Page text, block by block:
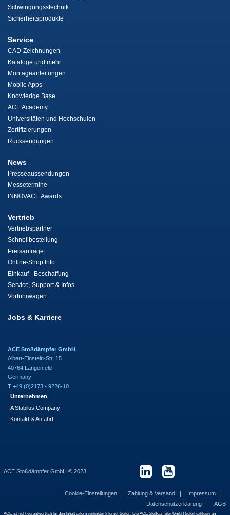
Schwingungsstechnik
Sicherheitsprodukte
Service
CAD-Zeichnungen
Kataloge und mehr
Montageanleitungen
Mobile Apps
Knowledge Base
ACE Academy
Universitäten und Hochschulen
Zertifizierungen
Rücksendungen
News
Presseaussendungen
Messetermine
INNOVACE Awards
Vertrieb
Vertriebspartner
Schnellbestellung
Preisanfrage
Online-Shop Info
Einkauf - Beschaffung
Service, Support & Infos
Vorführwagen
Jobs & Karriere
ACE Stoßdämpfer GmbH
Albert-Einstein-Str. 15
40764 Langenfeld
Germany
T +49 (0)2173 - 9226-10
Unternehmen
A Stabilus Company
Kontakt & Anfahrt
ACE Stoßdämpfer GmbH © 2023
Cookie-Einstellungen Zahlung & Versand
Impressum
Datenschutzerklärung
AGB
ACE ist nicht verantwortlich für den Inhalt extern verlinkter Internet-Seiten. Die ACE Stoßdämpfer GmbH liefert exklusiv an